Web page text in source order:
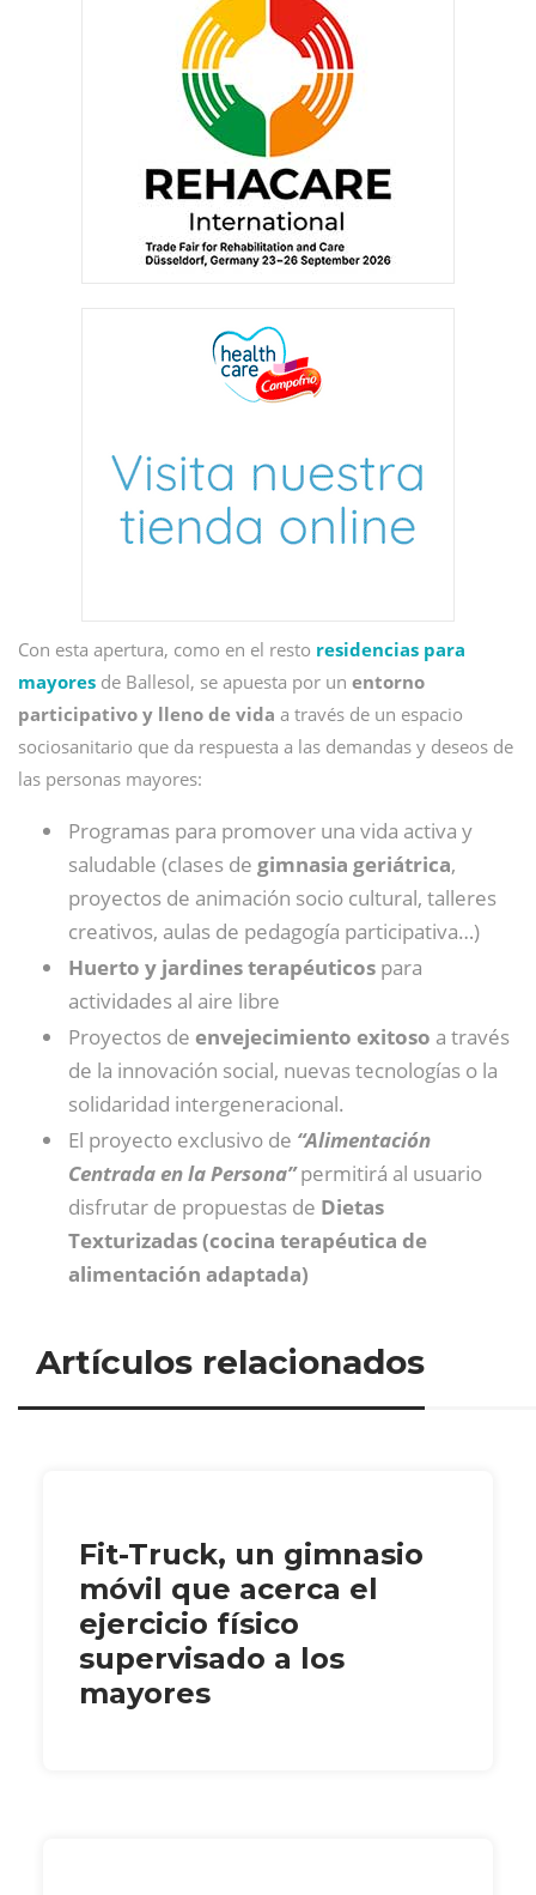
Con esta apertura, como en el resto residencias para
mayores de Ballesol, se apuesta por un entorno
participativo y lleno de vida a través de un espacio
sociosanitario que da respuesta a las demandas y deseos de
las personas mayores:
Programas para promover una vida activa y
saludable (clases de gimnasia geriátrica,
proyectos de animación socio cultural, talleres
creativos, aulas de pedagogía participativa…)
Huerto y jardines terapéuticos para
actividades al aire libre
Proyectos de envejecimiento exitoso a través
de la innovación social, nuevas tecnologías o la
solidaridad intergeneracional.
El proyecto exclusivo de “Alimentación
Centrada en la Persona”permitirá al usuario
disfrutar de propuestas de Dietas
Texturizadas (cocina terapéutica de
alimentación adaptada)
Artículos relacionados
Fit-Truck, un gimnasio
móvil que acerca el
ejercicio físico
supervisado a los
mayores